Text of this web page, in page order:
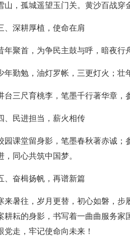
山，孤城遥望玉门关。黄沙百战穿
、深耕厚植，使命在肩
年聚首，为争民主鼓与呼，暗夜行
年勤勉，油灯罗帐，三更灯火；壮
台三尺育桃李，笔墨千行著华章，
、民进担当，薪火相传
园课堂留身影，笔墨春秋著赤诚；
，同心共筑中国梦。
、奋楫扬帆，再谱新篇
来暑往，岁月更替，初心如磐，
耕耘的身影，书写着一曲曲服务
党走，牢记使命向未来！